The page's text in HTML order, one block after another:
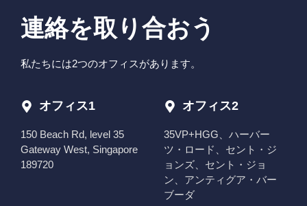
連絡を取り合おう
私たちには2つのオフィスがあります。
オフィス1
150 Beach Rd, level 35
Gateway West, Singapore
189720
オフィス2
35VP+HGG、ハーバー
ツ・ロード、セント・ジ
ョンズ、セント・ジョ
ン、アンティグア・バー
ブーダ